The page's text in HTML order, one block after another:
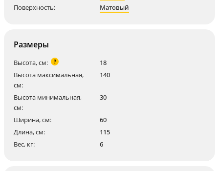
Поверхность:
Матовый
Размеры
Высота, см: ?
18
Высота максимальная,
см:
140
Высота минимальная,
см:
30
Ширина, см:
60
Длина, см:
115
Вес, кг:
6